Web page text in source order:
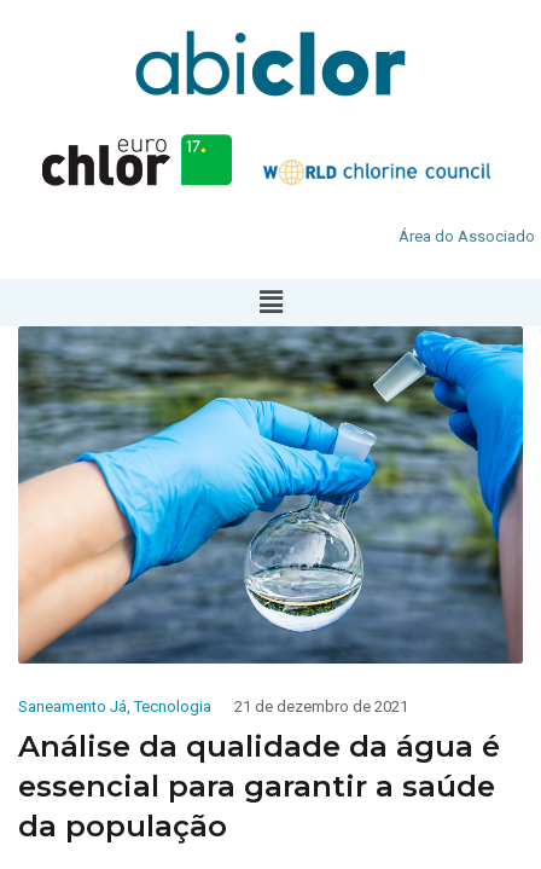
Área do Associado
Saneamento Já,Tecnologia 21 de dezembro de 2021
Análise da qualidade da água é
essencial para garantir a saúde
da população